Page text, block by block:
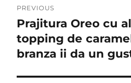
navigation
PREVIOUS
Previous
post:
Prajitura Oreo cu
topping de
branza ii da un